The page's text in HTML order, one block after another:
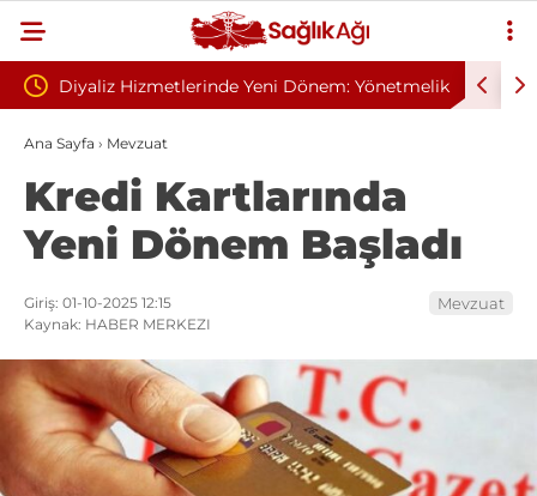
Dönem: Yönetmelik Sivilce Sandı, Cilt Kanseri Çıktı:
Ana Sayfa › Mevzuat
Kredi Kartlarında
Yeni Dönem Başladı
Giriş: 01-10-2025 12:15
Kaynak: HABER MERKEZI
Mevzuat